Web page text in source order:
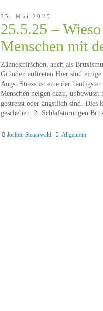
25. Mai 2025
25.5.25 –
Menschen mit
Zähneknirschen, auch als
Gründen auftreten.Hier sind
Angst Stress ist eine der
Menschen neigen dazu,
gestresst oder ängstlich sind. Dies
geschehen. 2. Schlafstörungen
Jochen Steuerwald Allgemein